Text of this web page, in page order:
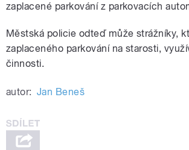
zaplacené parkování z parkovacích
Městská policie odteď může strážníky,
zaplaceného parkování na starosti,
činnosti.
autor: Jan Beneš